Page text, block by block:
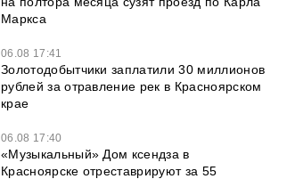
Маркса
06.08 17:41
Золотодобытчики заплатили 30 миллионов
рублей за отравление рек в Красноярском
крае
06.08 17:40
«Музыкальный» Дом ксендза в
Красноярске отреставрируют за 55